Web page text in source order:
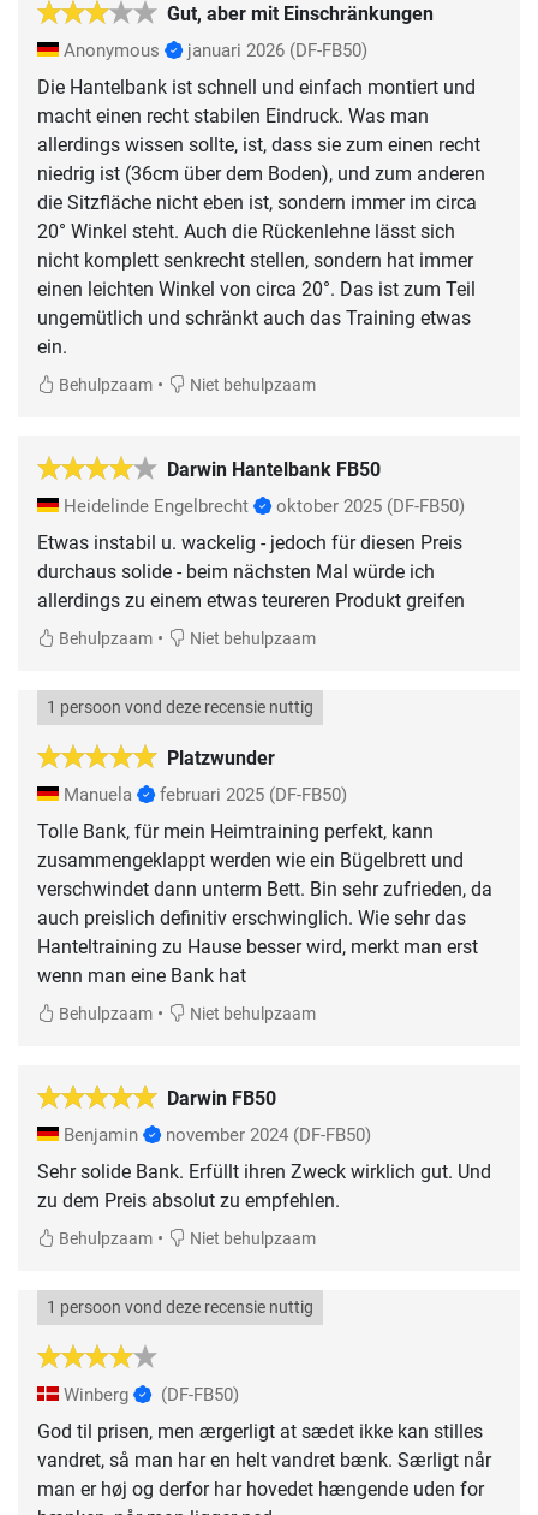
Gut, aber mit Einschränkungen
Anonymous januari 2026 (DF-FB50)
Die Hantelbank ist schnell und einfach montiert und
macht einen recht stabilen Eindruck. Was man
allerdings wissen sollte, ist, dass sie zum einen recht
niedrig ist (36cm über dem Boden), und zum anderen
die Sitzfläche nicht eben ist, sondern immer im circa
20° Winkel steht. Auch die Rückenlehne lässt sich
nicht komplett senkrecht stellen, sondern hat immer
einen leichten Winkel von circa 20°. Das ist zum Teil
ungemütlich und schränkt auch das Training etwas
ein.
Behulpzaam • Niet behulpzaam
Darwin Hantelbank FB50
Heidelinde Engelbrecht oktober 2025 (DF-FB50)
Etwas instabil u. wackelig - jedoch für diesen Preis
durchaus solide - beim nächsten Mal würde ich
allerdings zu einem etwas teureren Produkt greifen
Behulpzaam • Niet behulpzaam
Platzwunder
1 persoon vond deze recensie nuttig
Manuela februari 2025 (DF-FB50)
Tolle Bank, für mein Heimtraining perfekt, kann
zusammengeklappt werden wie ein Bügelbrett und
verschwindet dann unterm Bett. Bin sehr zufrieden, da
auch preislich definitiv erschwinglich. Wie sehr das
Hanteltraining zu Hause besser wird, merkt man erst
wenn man eine Bank hat
Behulpzaam • Niet behulpzaam
Darwin FB50
Benjamin november 2024 (DF-FB50)
Sehr solide Bank. Erfüllt ihren Zweck wirklich gut. Und
zu dem Preis absolut zu empfehlen.
Behulpzaam • Niet behulpzaam
1 persoon vond deze recensie nuttig
Winberg (DF-FB50)
God til prisen, men ærgerligt at sædet ikke kan stilles
vandret, så man har en helt vandret bænk. Særligt når
man er høj og derfor har hovedet hængende uden for